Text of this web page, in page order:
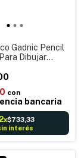
Gadnic Pencil
Dibujar
con
bancaria
x$733,33
interés